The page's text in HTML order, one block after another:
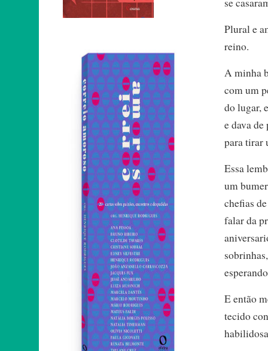
se
Plural e
reino.
A minha
com um
do lugar,
e dava
para tirar
Essa
um
chefias
falar da
E então
tecido